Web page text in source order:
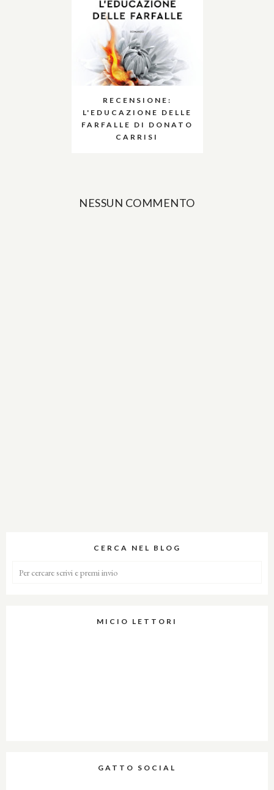
RECENSIONE:
L'EDUCAZIONE DELLE
FARFALLE DI DONATO
CARRISI
NESSUN COMMENTO
CERCA NEL BLOG
MICIO LETTORI
GATTO SOCIAL